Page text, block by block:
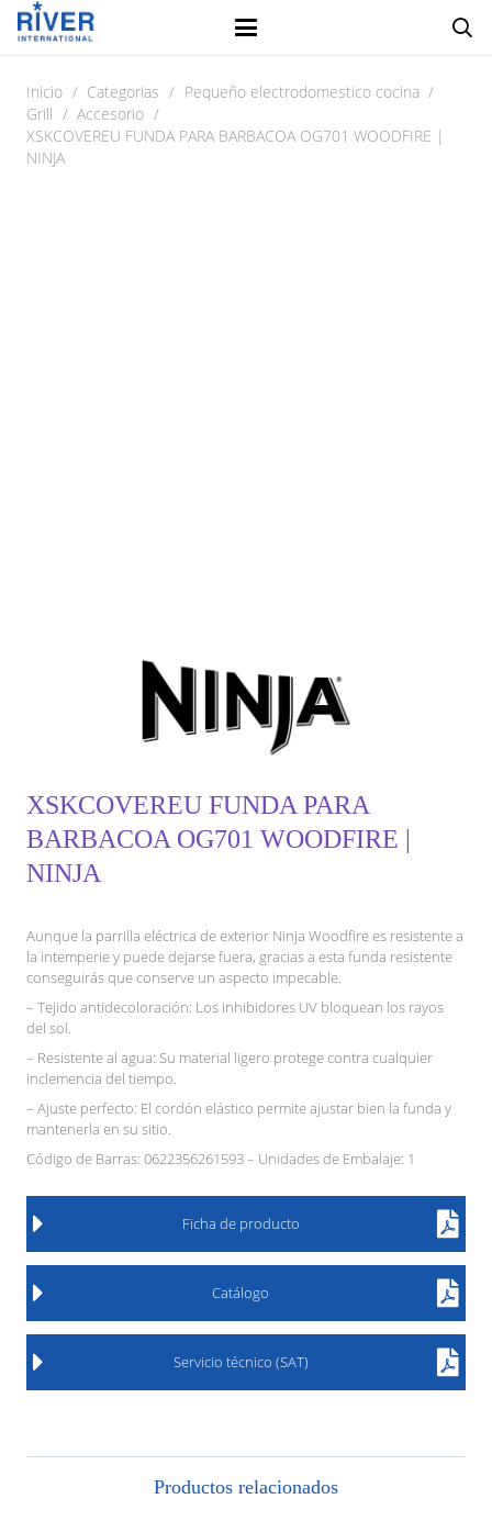
Inicio / Categorias / Pequeño electrodomestico cocina /
Grill / Accesorio /
XSKCOVEREU FUNDA PARA BARBACOA OG701 WOODFIRE |
NINJA
XSKCOVEREU FUNDA PARA
BARBACOA OG701 WOODFIRE |
NINJA
Aunque la parrilla eléctrica de exterior Ninja Woodfire es resistente a
la intemperie y puede dejarse fuera, gracias a esta funda resistente
conseguirás que conserve un aspecto impecable.
– Tejido antidecoloración: Los inhibidores UV bloquean los rayos
del sol.
– Resistente al agua: Su material ligero protege contra cualquier
inclemencia del tiempo.
– Ajuste perfecto: El cordón elástico permite ajustar bien la funda y
mantenerla en su sitio.
Código de Barras: 0622356261593 – Unidades de Embalaje: 1
Ficha de producto
Catálogo
Servicio técnico (SAT)
Productos relacionados